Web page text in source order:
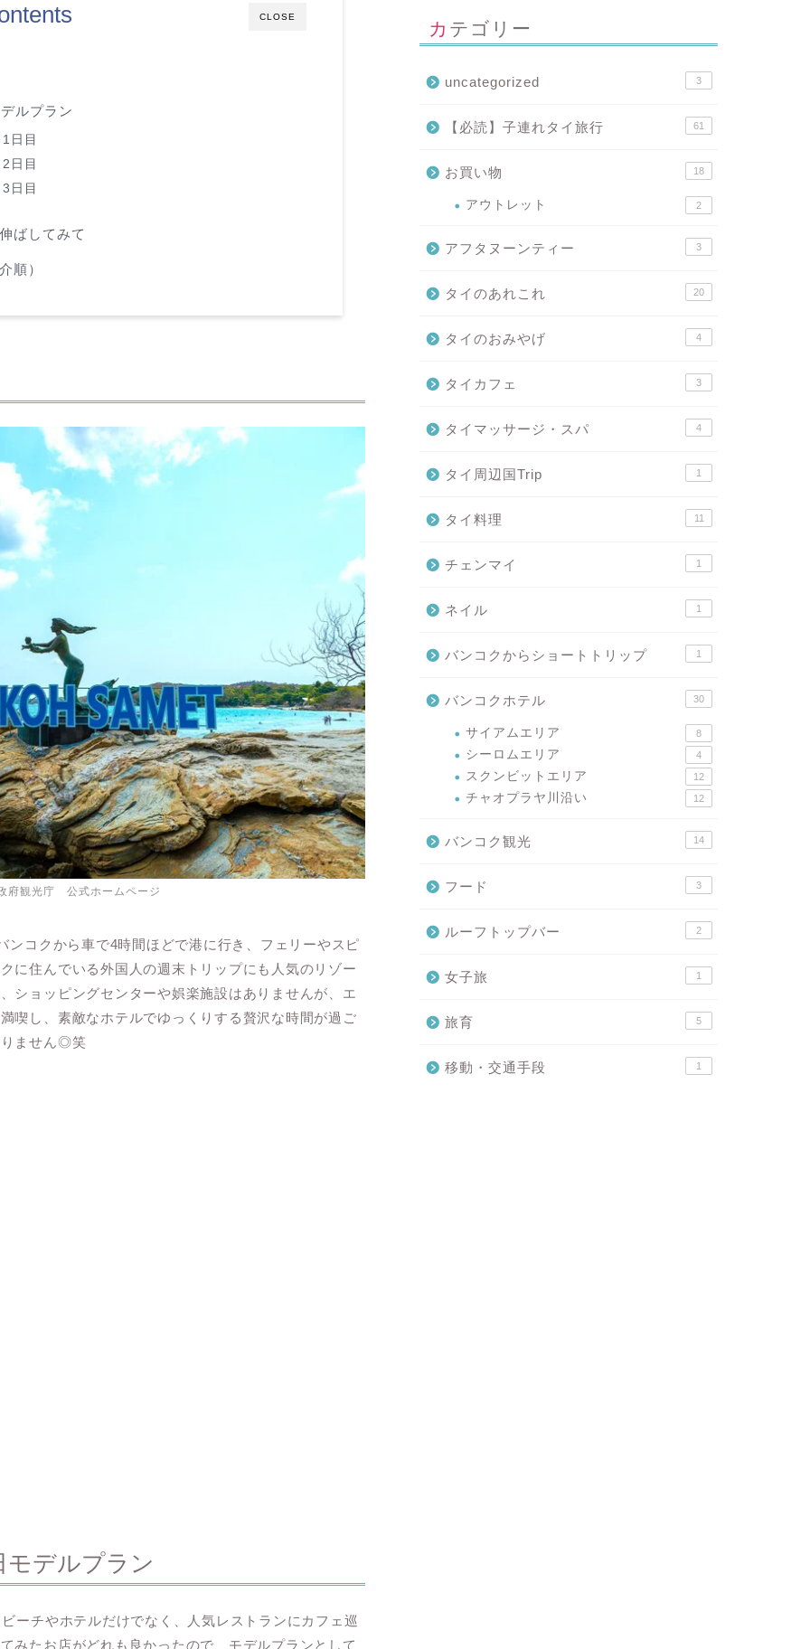
CLOSE
ルプラン
1日目
2日目
日目
ばしてみて
順）
府観光庁 公式ホームページ
コクから車で4時間ほどで港に行き、フェリーやスピ
に住んでいる外国人の週末トリップにも人気のリゾー
ショッピングセンターや娯楽施設はありませんが、エ
喫し、素敵なホテルでゆっくりする贅沢な時間が過ご
りません◎笑
デルプラン
ーチやホテルだけでなく、人気レストランにカフェ巡
みたお店がどれも良かったので、モデルプランとして
カテゴリー
uncategorized 3
【必読】子連れタイ旅行 61
お買い物 18
アウトレット 2
アフタヌーンティー 3
タイのあれこれ 20
タイのおみやげ 4
タイカフェ 3
タイマッサージ・スパ 4
タイ周辺国Trip 1
タイ料理 11
チェンマイ 1
ネイル 1
バンコクからショートトリップ 1
バンコクホテル 30
サイアムエリア 8
シーロムエリア 4
スクンビットエリア 12
チャオプラヤ川沿い 12
バンコク観光 14
フード 3
ルーフトップバー 2
女子旅 1
旅育 5
移動・交通手段 1